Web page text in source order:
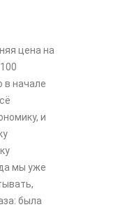
цена на
в начале
и
мы уже
была